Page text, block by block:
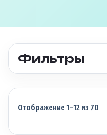
Фильтры
Отображение 1–12 из 70